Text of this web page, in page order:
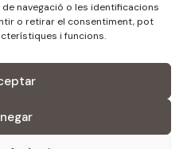
navegació o les identificacions
o retirar el consentiment, pot
i funcions.
finançat pels fons Next
de recuperació i resiliència